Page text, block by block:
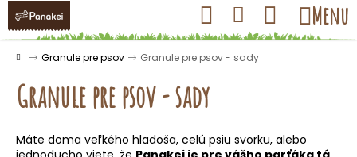
Prejsť
obsah
Hľadať Prihlásenie
Nákupný
košík
Menu
Domov
Granule pre psov Granule pre psov - sady
Granule pre psov - sady
Máte doma veľkého hladoša, celú psiu svorku, alebo
K
o Späť
Späť